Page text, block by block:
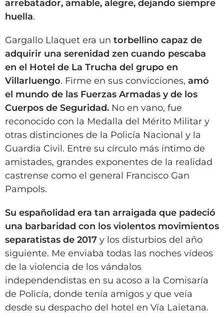
arrebatador, amable, alegre, dejando siempre
huella.
Gargallo Llaquet era un torbellino capaz de
adquirir una serenidad zen cuando pescaba
en el Hotel de La Trucha del grupo en
Villarluengo. Firme en sus convicciones, amó
el mundo de las Fuerzas Armadas y de los
Cuerpos de Seguridad. No en vano, fue
reconocido con la Medalla del Mérito Militar y
otras distinciones de la Policía Nacional y la
Guardia Civil. Entre su círculo más íntimo de
amistades, grandes exponentes de la realidad
castrense como el general Francisco Gan
Pampols.
Su españolidad era tan arraigada que padeció
una barbaridad con los violentos movimientos
separatistas de 2017 y los disturbios del año
siguiente. Me enviaba todas las noches vídeos
de la violencia de los vándalos
independendistas en su acoso a la Comisaría
de Policía, donde tenía amigos y que veía
desde su despacho del hotel en Vía Laietana.